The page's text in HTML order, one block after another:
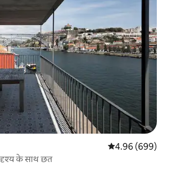
औसत रेटिंग 5 में से
4.96 (699)
के साथ छत